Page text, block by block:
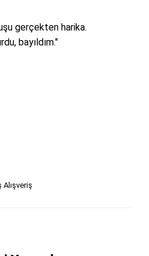
gerçekten harika.
bayıldım."
Alışveriş